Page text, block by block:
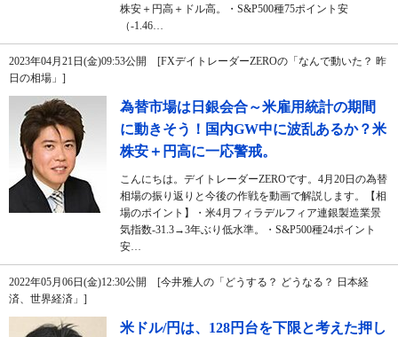
株安＋円高＋ドル高。・S&P500種75ポイント安
（-1.46…
2023年04月21日(金)09:53公開 [FXデイトレーダーZEROの「なんで動いた？ 昨
日の相場」]
為替市場は日銀会合～米雇用統計の期間
に動きそう！国内GW中に波乱あるか？米
株安＋円高に一応警戒。
こんにちは。デイトレーダーZEROです。4月20日の為替
相場の振り返りと今後の作戦を動画で解説します。【相
場のポイント】・米4月フィラデルフィア連銀製造業景
気指数-31.3→3年ぶり低水準。・S&P500種24ポイント
安…
2022年05月06日(金)12:30公開 [今井雅人の「どうする？ どうなる？ 日本経
済、世界経済」]
米ドル/円は、128円台を下限と考えた押し